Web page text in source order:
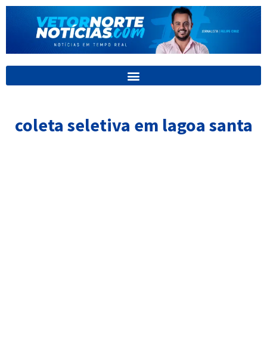
para
conteúdo
coleta seletiva em lagoa santa